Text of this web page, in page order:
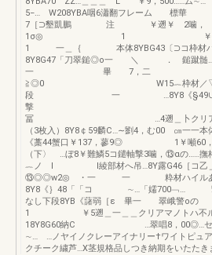
5−… W208YBA咽6瀟翻フレーム 標華
7［⊃墾凱鵬 注 ￥遡￥ 2噛，
1σ◎ 1 ￥27，
1 一＿｛ 本体8YBG43〔⊃コ枠材ハ
8Y8G47「刀翠鎚◎o一 ＼ ． 鎚蹴髄…
一 畢 7，二
≧◎0 W15︷枠材／▽ル
段 一 …8Y8《§49∪
撃
冨 …4遡＿卜クリアマノ
（3枚入）8Y8￠59麟C…∼劉4，む00 ㎝一一本
《藁44蟹口￥137，蓼9◎ 1￥噸60
（下〉 …ぼ8￥難鱗5コ鑓軸撃3噛，⑬αの……
︷ノ l l綾部材へ吊…8Y露G46［コ乙＿
⑬◎◎w2◎ ・一 一 粋材ハイルあ
8Y8《｝48「「コ ∼…「嬬700﹁… 撃
なし下段8YB《藷弱［ε 畢一 翠
1 ￥5遡＿一＿＿クリアマノトハ不ル
18Y8G60納C …翠唱8，00◎…セノ
∼… …ノヤイノクレーアイナリー†ワイトピュア
クチーク繍芦…X茎規格品しつき納期をいたたき